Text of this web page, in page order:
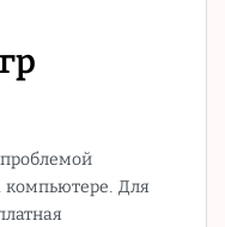
компьютере. Для